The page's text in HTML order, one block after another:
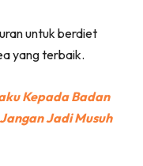
untuk berdiet
yang terbaik.
Kepada Badan
Jadi Musuh